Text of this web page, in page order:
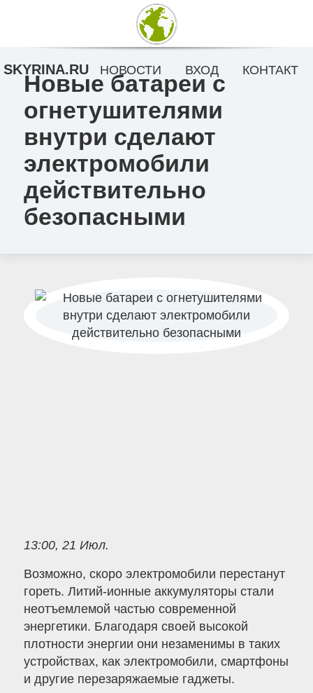
Новые батареи с
огнетушителями
внутри сделают
электромобили
действительно
безопасными
13:00, 21 Июл.
Возможно, скоро электромобили перестанут
гореть. Литий-ионные аккумуляторы стали
неотъемлемой частью современной
энергетики. Благодаря своей высокой
плотности энергии они незаменимы в таких
устройствах, как электромобили, смартфоны
и другие перезаряжаемые гаджеты.
SKYRINA.RU НОВОСТИ ВХОД КОНТАКТ